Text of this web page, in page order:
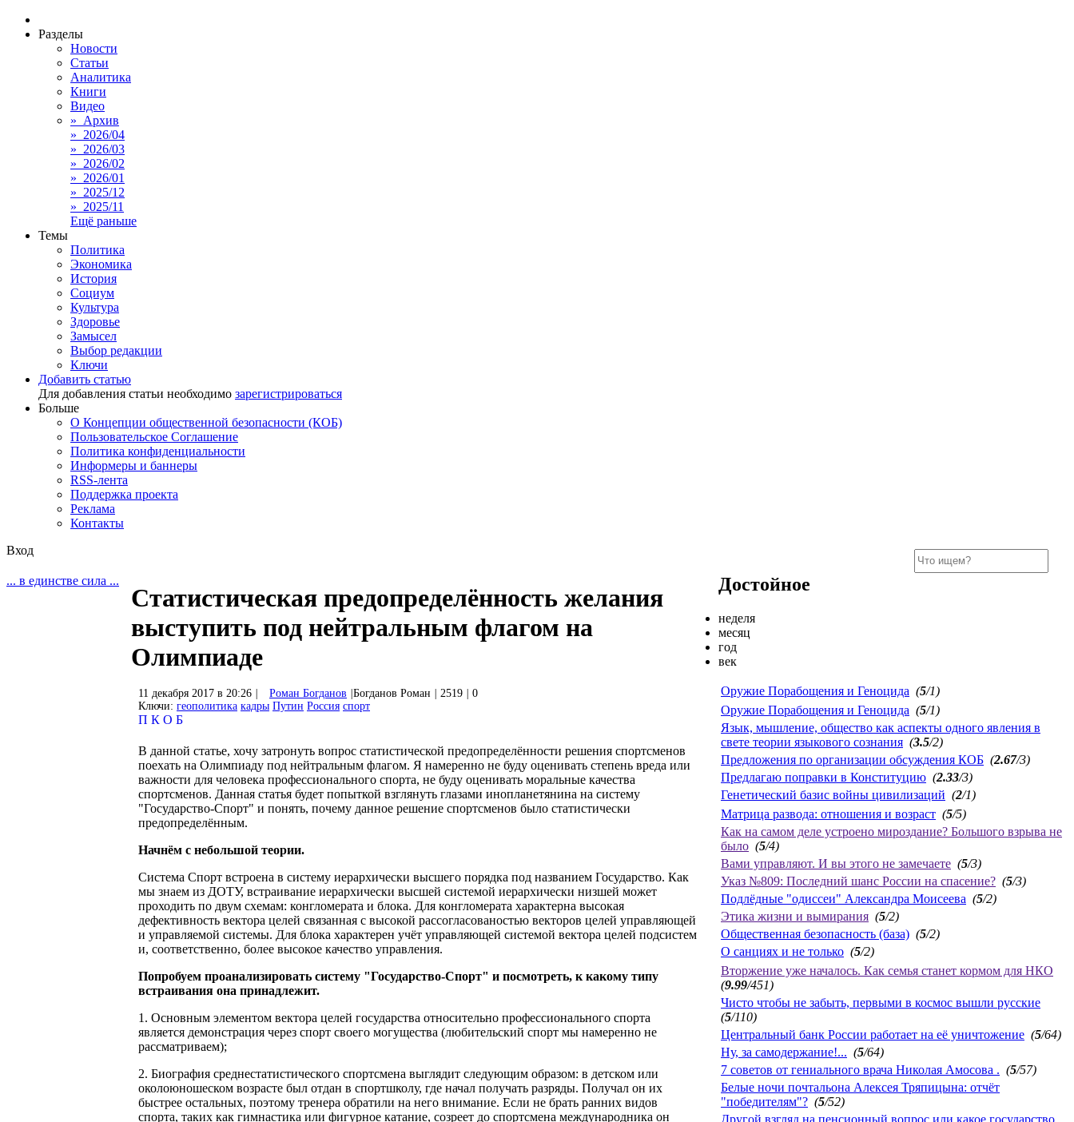
Разделы
Новости
Статьи
Аналитика
Книги
Видео
» Архив
» 2026/04
» 2026/03
» 2026/02
» 2026/01
» 2025/12
» 2025/11
Ещё раньше
Темы
Политика
Экономика
История
Социум
Культура
Здоровье
Замысел
Выбор редакции
Ключи
Добавить статью
Для добавления статьи необходимо зарегистрироваться
Больше
О Концепции общественной безопасности (КОБ)
Пользовательское Соглашение
Политика конфиденциальности
Информеры и баннеры
RSS-лента
Поддержка проекта
Реклама
Контакты
Вход
... в единстве сила ...
Статистическая предопределённость желания
выступить под нейтральным флагом на
Олимпиаде
11 декабря 2017 в 20:26 Роман Богданов Богданов Роман 2519
0
Ключи: геополитика кадры Путин Россия спорт
П К О Б
В данной статье, хочу затронуть вопрос статистической предопределённости решения спортсменов
поехать на Олимпиаду под нейтральным флагом. Я намеренно не буду оценивать степень вреда или
важности для человека профессионального спорта, не буду оценивать моральные качества
спортсменов. Данная статья будет попыткой взглянуть глазами инопланетянина на систему
"Государство-Спорт" и понять, почему данное решение спортсменов было статистически
предопределённым.
Начнём с небольшой теории.
Система Спорт встроена в систему иерархически высшего порядка под названием Государство. Как
мы знаем из ДОТУ, встраивание иерархически высшей системой иерархически низшей может
проходить по двум схемам: конгломерата и блока. Для конгломерата характерна высокая
дефективность вектора целей связанная с высокой рассогласованостью векторов целей управляющей
и управляемой системы. Для блока характерен учёт управляющей системой вектора целей подсистем
и, соответственно, более высокое качество управления.
Попробуем проанализировать систему "Государство-Спорт" и посмотреть, к какому типу
встраивания она принадлежит.
1. Основным элементом вектора целей государства относительно профессионального спорта
является демонстрация через спорт своего могущества (любительский спорт мы намеренно не
рассматриваем);
2. Биография среднестатистического спортсмена выглядит следующим образом: в детском или
околоюношеском возрасте был отдан в спортшколу, где начал получать разряды. Получал он их
быстрее остальных, поэтому тренера обратили на него внимание. Если не брать ранних видов
спорта, таких как гимнастика или фигурное катание, созреет до спортсмена международника он
Достойное
неделя
месяц
год
век
Оружие Порабощения и Геноцида (5/1)
Оружие Порабощения и Геноцида (5/1)
Язык, мышление, общество как аспекты одного явления в
свете теории языкового сознания (3.5/2)
Предложения по организации обсуждения КОБ (2.67/3)
Предлагаю поправки в Конституцию (2.33/3)
Генетический базис войны цивилизаций (2/1)
Матрица развода: отношения и возраст (5/5)
Как на самом деле устроено мироздание? Большого взрыва не
было (5/4)
Вами управляют. И вы этого не замечаете (5/3)
Указ №809: Последний шанс России на спасение? (5/3)
Подлёдные "одиссеи" Александра Моисеева (5/2)
Этика жизни и вымирания (5/2)
Общественная безопасность (база) (5/2)
О санциях и не только (5/2)
Вторжение уже началось. Как семья станет кормом для НКО
(9.99/451)
Чисто чтобы не забыть, первыми в космос вышли русские
(5/110)
Центральный банк России работает на её уничтожение (5/64)
Ну, за самодержание!... (5/64)
7 советов от гениального врача Николая Амосова . (5/57)
Белые ночи почтальона Алексея Тряпицына: отчёт
"победителям"? (5/52)
Другой взгляд на пенсионный вопрос или какое государство